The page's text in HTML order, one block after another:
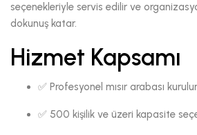
seçenekleriyle servis edilir ve
dokunuş katar.
Hizmet Kapsamı
✅ Profesyonel mısır arabası
✅ 500 kişilik ve üzeri kapasite